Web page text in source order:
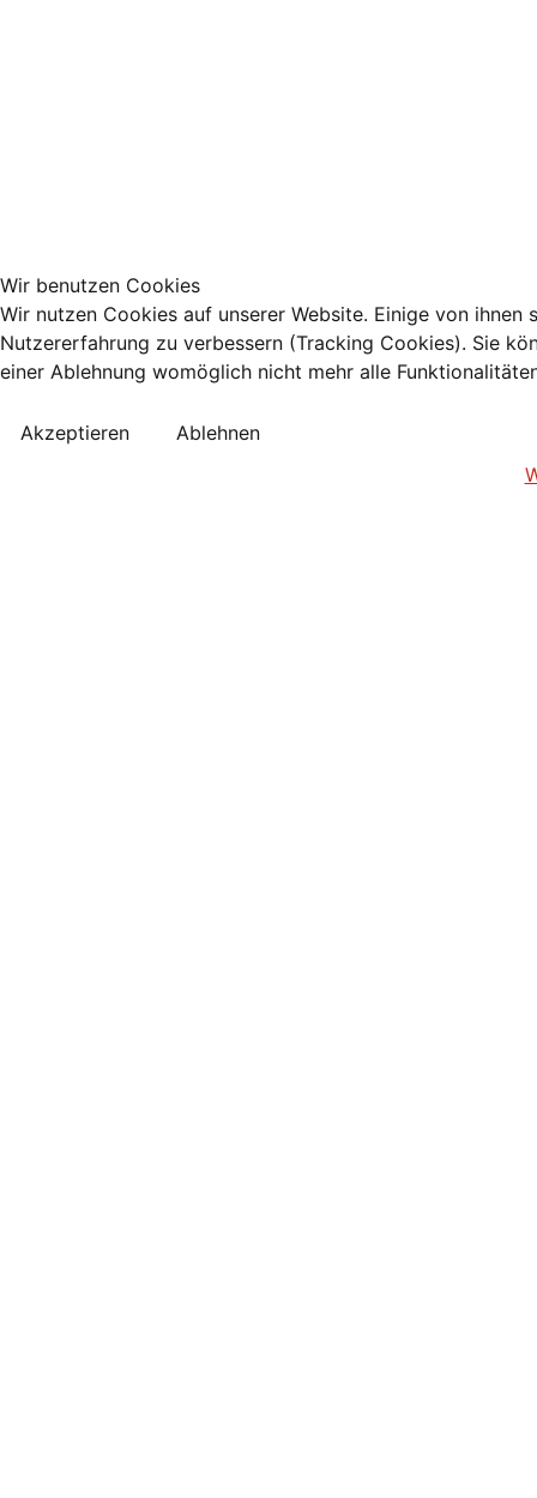
Wir benutzen Cookies
Wir nutzen Cookies auf unserer Website. Einige von
Nutzererfahrung zu verbessern (Tracking Cookies). Sie
einer Ablehnung womöglich nicht mehr alle
Akzeptieren
Ablehnen